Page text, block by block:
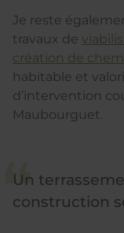
Je reste
travaux de
création de
habitable et
d’intervention
Maubourguet.
Un
construction